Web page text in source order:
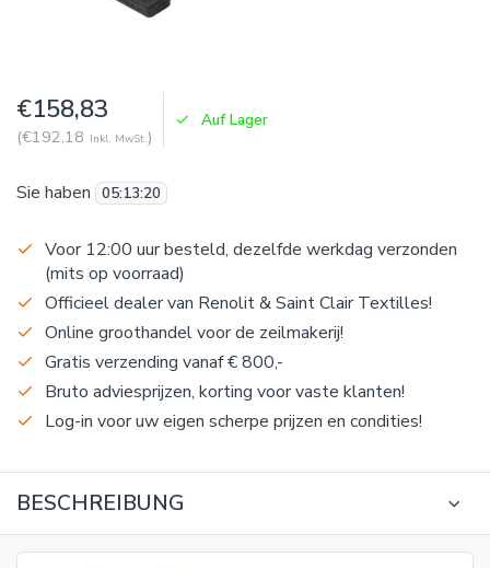
€158,83
(€192,18 Inkl. MwSt.)
Auf Lager
Sie haben 05:13:19
Voor 12:00 uur besteld, dezelfde werkdag verzonden
(mits op voorraad)
Officieel dealer van Renolit & Saint Clair Textilles!
Online groothandel voor de zeilmakerij!
Gratis verzending vanaf € 800,-
Bruto adviesprijzen, korting voor vaste klanten!
Log-in voor uw eigen scherpe prijzen en condities!
BESCHREIBUNG